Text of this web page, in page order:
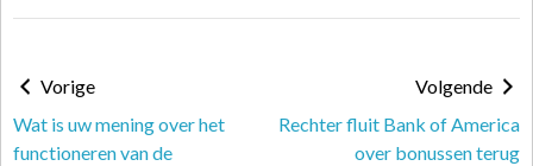
Vorige
Wat is uw mening over het
functioneren van de
Volgende
Rechter fluit Bank of America
over bonussen terug